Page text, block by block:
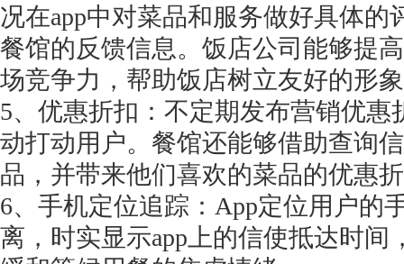
况在app中对菜品和服务做好具体
餐馆的反馈信息。饭店公司能够提
场竞争力，帮助饭店树立友好的形
5、优惠折扣：不定期发布营销优
动打动用户。餐馆还能够借助查询
品，并带来他们喜欢的菜品的优惠
6、手机定位追踪：App定位用户的
离，时实显示app上的信使抵达时